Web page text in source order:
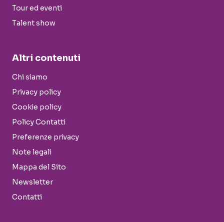
Tour ed eventi
Talent show
Altri contenuti
Chi siamo
Privacy policy
Cookie policy
Policy Contatti
Preferenze privacy
Note legali
Mappa del Sito
Newsletter
Contatti